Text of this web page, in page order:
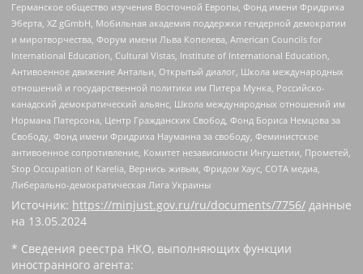
Германское общество изучения Восточной Европы, Фонд имени Фридриха
Эберта, XZ gGmbH, Мобильная академия поддержки гендерной демократии
и миротворчества, Форум имени Льва Копелева, American Councils for
International Education, Cultural Vistas, Institute of International Education,
Антивоенное движение Антальи, Открытый диалог, Школа международных
отношений и государственной политики им Питера Мунка, Российско-
канадский демократический альянс, Школа международных отношений им
Нормана Патерсона, Центр Гражданских Свобод, Фонд Бориса Немцова за
Свободу, Фонд имени Фридриха Науманна за свободу, Феминистское
антивоенное сопротивление, Комитет независимости Ингушетии, Прометей,
Stop Occupation of Karelia, Вернись живым, Фридом Хаус, СОТА медиа,
Либерально-демократическая Лига Украины
Источник: https://minjust.gov.ru/ru/documents/7756/ данные
на 13.05.2024
* Сведения реестра НКО, выполняющих функции
иностранного агента: